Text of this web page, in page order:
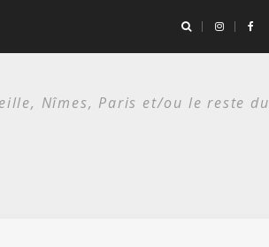
Nîmes, Paris et/ou le reste du